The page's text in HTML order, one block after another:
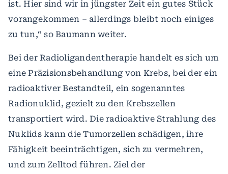
ist. Hier sind wir in jüngster Zeit ein gutes Stück
vorangekommen – allerdings bleibt noch einiges
zu tun,“ so Baumann weiter.
Bei der Radioligandentherapie handelt es sich um
eine Präzisionsbehandlung von Krebs, bei der ein
radioaktiver Bestandteil, ein sogenanntes
Radionuklid, gezielt zu den Krebszellen
transportiert wird. Die radioaktive Strahlung des
Nuklids kann die Tumorzellen schädigen, ihre
Fähigkeit beeinträchtigen, sich zu vermehren,
und zum Zelltod führen. Ziel der